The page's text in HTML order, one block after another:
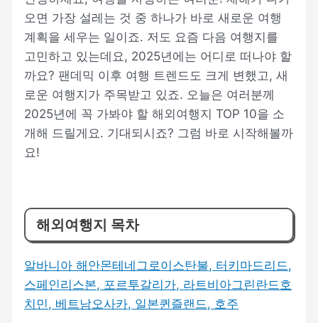
오면 가장 설레는 것 중 하나가 바로 새로운 여행
계획을 세우는 일이죠. 저도 요즘 다음 여행지를
고민하고 있는데요, 2025년에는 어디로 떠나야 할
까요? 팬데믹 이후 여행 트렌드도 크게 변했고, 새
로운 여행지가 주목받고 있죠. 오늘은 여러분께
2025년에 꼭 가봐야 할 해외여행지 TOP 10을 소
개해 드릴게요. 기대되시죠? 그럼 바로 시작해볼까
요!
해외여행지 목차
알바니아 해안몬테네그로이스탄불, 터키마드리드,
스페인리스본, 포르투갈리가, 라트비아그린란드 호
치민, 베트남오사카, 일본퀸즐랜드, 호주